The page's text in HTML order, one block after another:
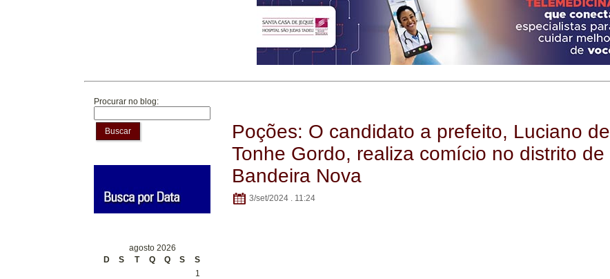
Procurar no blog:
Buscar
agosto 2026
D
S T Q Q S
S
1
Poções: O candidato a prefeito, Luciano de
Tonhe Gordo, realiza comício no distrito de
Bandeira Nova
3/set/2024 . 11:24